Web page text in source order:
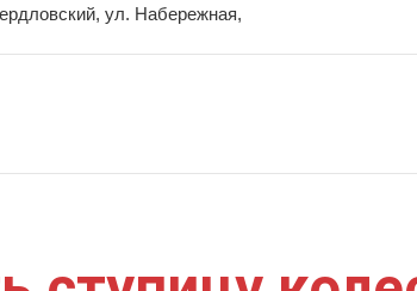
ул. Набережная,